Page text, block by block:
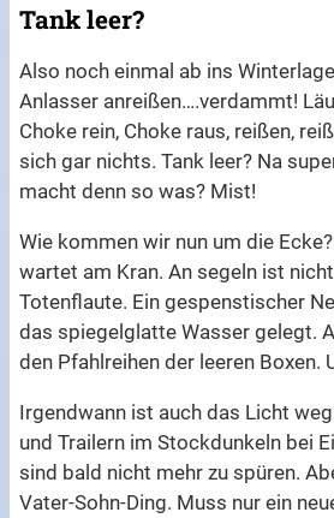
Tank leer?
Also noch einmal ab ins
Anlasser anreißen….verdammt!
Choke rein, Choke raus, reißen,
sich gar nichts. Tank leer? Na
macht denn so was? Mist!
Wie kommen wir nun um die
wartet am Kran. An segeln ist
Totenflaute. Ein gespenstischer
das spiegelglatte Wasser gelegt.
den Pfahlreihen der leeren Boxen.
Irgendwann ist auch das Licht
und Trailern im Stockdunkeln bei
sind bald nicht mehr zu spüren.
Vater-Sohn-Ding. Muss nur ein